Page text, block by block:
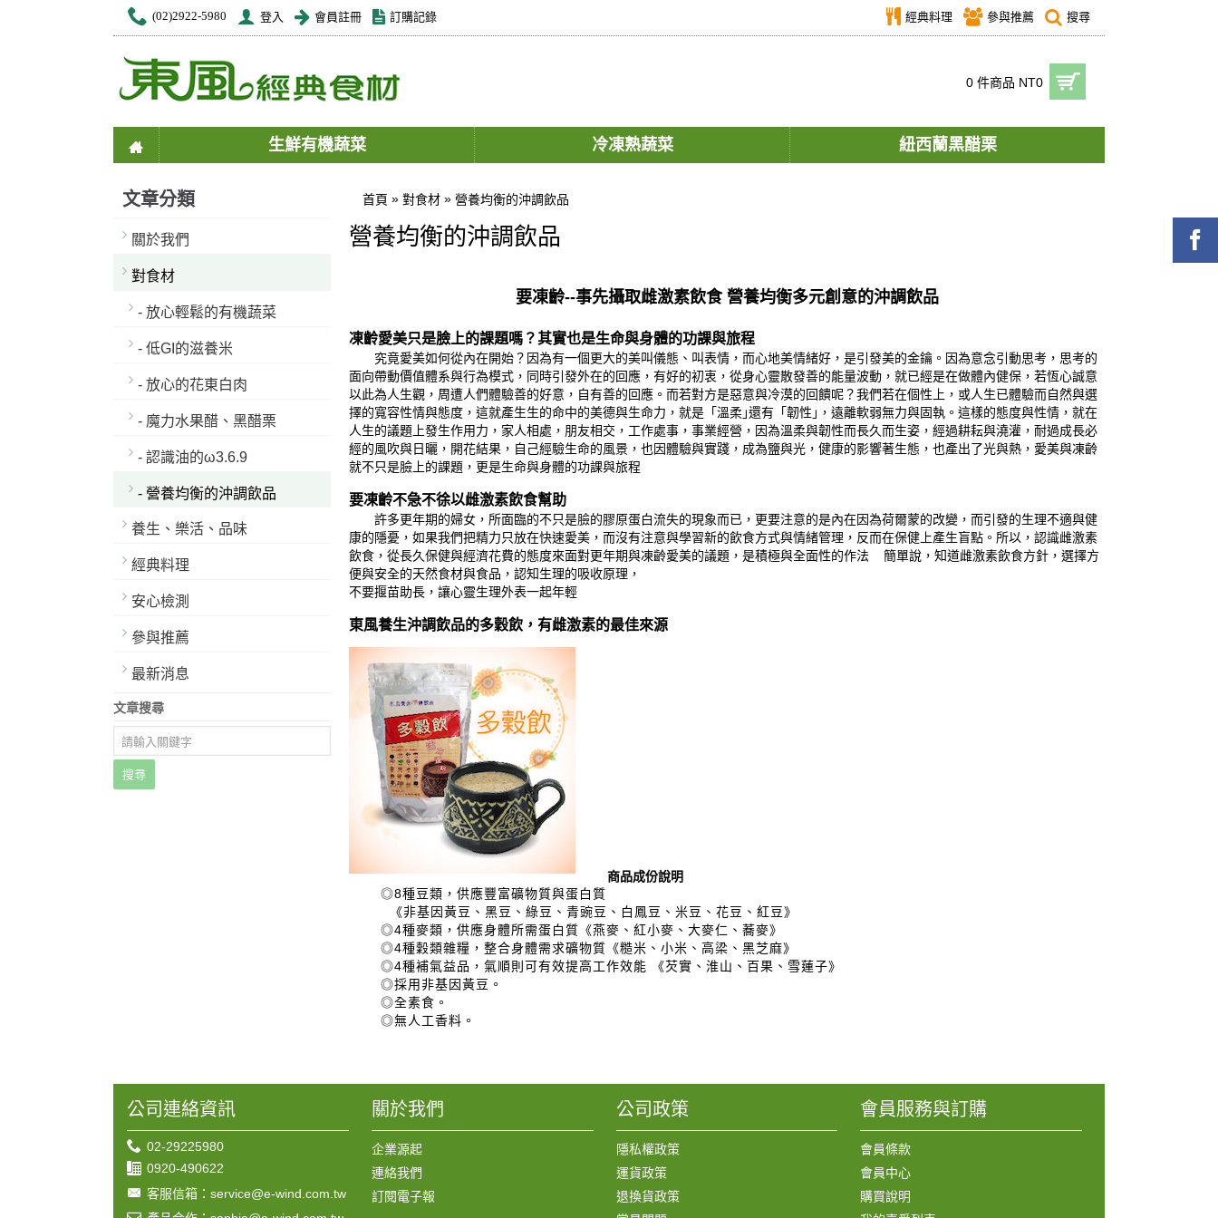
(02)2922-5980 登入 會員註冊 訂購記錄 經典料理 參與推薦 搜尋
0 件商品 NT0
生鮮有機蔬菜 冷凍熟蔬菜 紐西蘭黑醋栗
文章分類
關於我們
對食材
- 放心輕鬆的有機蔬菜
- 低GI的滋養米
- 放心的花東白肉
- 魔力水果醋、黑醋栗
- 認識油的ω3.6.9
- 營養均衡的沖調飲品
養生、樂活、品味
經典料理
安心檢測
參與推薦
最新消息
文章搜尋
搜尋
首頁 » 對食材 » 營養均衡的沖調飲品
營養均衡的沖調飲品
要凍齡--事先攝取雌激素飲食 營養均衡多元創意的沖調飲品
凍齡愛美只是臉上的課題嗎？其實也是生命與身體的功課與旅程
究竟愛美如何從內在開始？因為有一個更大的美叫儀態、叫表情，而心地美情緒好，是引發美的金鑰。因為意念引動思考，思考的
面向帶動價值體系與行為模式，同時引發外在的回應，有好的初衷，從身心靈散發善的能量波動，就已經是在做體內健保，若恆心誠意
以此為人生觀，周遭人們體驗善的好意，自有善的回應。而若對方是惡意與冷漠的回饋呢？我們若在個性上，或人生已體驗而自然與選
擇的寬容性情與態度，這就產生生的命中的美德與生命力，就是「溫柔｣還有「韌性｣，遠離軟弱無力與固執。這樣的態度與性情，就在
人生的議題上發生作用力，家人相處，朋友相交，工作處事，事業經營，因為溫柔與韌性而長久而生姿，經過耕耘與澆灌，耐過成長必
經的風吹與日曬，開花結果，自己經驗生命的風景，也因體驗與實踐，成為鹽與光，健康的影響著生態，也產出了光與熱，愛美與凍齡
就不只是臉上的課題，更是生命與身體的功課與旅程
要凍齡不急不徐以雌激素飲食幫助
許多更年期的婦女，所面臨的不只是臉的膠原蛋白流失的現象而已，更要注意的是內在因為荷爾蒙的改變，而引發的生理不適與健
康的隱憂，如果我們把精力只放在快速愛美，而沒有注意與學習新的飲食方式與情緒管理，反而在保健上產生盲點。所以，認識雌激素
飲食，從長久保健與經濟花費的態度來面對更年期與凍齡愛美的議題，是積極與全面性的作法 簡單說，知道雌激素飲食方針，選擇方
便與安全的天然食材與食品，認知生理的吸收原理，
不要揠苗助長，讓心靈生理外表一起年輕
東風養生沖調飲品的多穀飲，有雌激素的最佳來源
商品成份說明
◎8種豆類，供應豐富礦物質與蛋白質
《非基因黃豆、黑豆、綠豆、青豌豆、白鳳豆、米豆、花豆、紅豆》
◎4種麥類，供應身體所需蛋白質《燕麥、紅小麥、大麥仁、蕎麥》
◎4種穀類雜糧，整合身體需求礦物質《糙米、小米、高梁、黑芝麻》
◎4種補氣益品，氣順則可有效提高工作效能 《芡實、淮山、百果、雪蓮子》
◎採用非基因黃豆。
◎全素食。
◎無人工香料。
公司連絡資訊
02-29225980
0920-490622
客服信箱：service@e-wind.com.tw
關於我們
企業源起
連絡我們
訂閱電子報
公司政策
隱私權政策
運貨政策
退換貨政策
會員服務與訂購
會員條款
會員中心
購買說明